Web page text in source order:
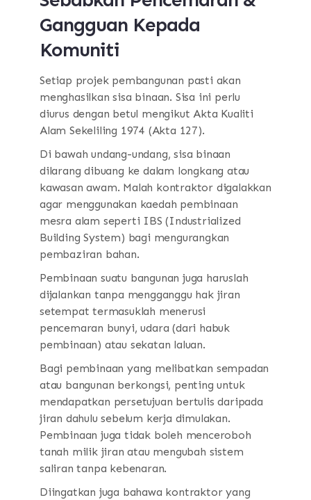
Gangguan Kepada
Komuniti
Setiap projek pembangunan pasti akan
menghasilkan sisa binaan. Sisa ini perlu
diurus dengan betul mengikut Akta Kualiti
Alam Sekeliling 1974 (Akta 127).
Di bawah undang-undang, sisa binaan
dilarang dibuang ke dalam longkang atau
kawasan awam. Malah kontraktor digalakkan
agar menggunakan kaedah pembinaan
mesra alam seperti IBS (Industrialized
Building System) bagi mengurangkan
pembaziran bahan.
Pembinaan suatu bangunan juga haruslah
dijalankan tanpa mengganggu hak jiran
setempat termasuklah menerusi
pencemaran bunyi, udara (dari habuk
pembinaan) atau sekatan laluan.
Bagi pembinaan yang melibatkan sempadan
atau bangunan berkongsi, penting untuk
mendapatkan persetujuan bertulis daripada
jiran dahulu sebelum kerja dimulakan.
Pembinaan juga tidak boleh menceroboh
tanah milik jiran atau mengubah sistem
saliran tanpa kebenaran.
Diingatkan juga bahawa kontraktor yang